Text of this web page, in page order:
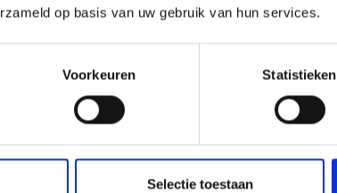
op basis van uw gebruik van hun services.
Voorkeuren Statistieken
Selectie toestaan